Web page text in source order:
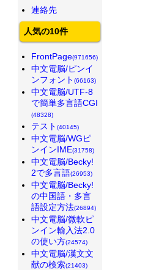
連絡先
人気の10件
FrontPage(971656)
中文電脳/ピンイ
ンフォント (66163)
中文電脳/UTF-8
で簡単多言語CGI
(48328)
テスト (40145)
中文電脳/WGピ
ンインIME(31758)
中文電脳/Becky!
2で多言語(26953)
中文電脳/Becky!
の中国語・多言
語設定方法(26894)
中文電脳/微軟ピ
ンイン輸入法2.0
の使い方(24574)
中文電脳/漢文文
献の検索(21403)